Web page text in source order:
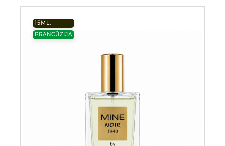
15ML.
PRANCŪZIJA